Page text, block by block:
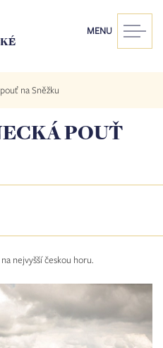
MENU
na Sněžku
POUŤ
nejvyšší českou horu.